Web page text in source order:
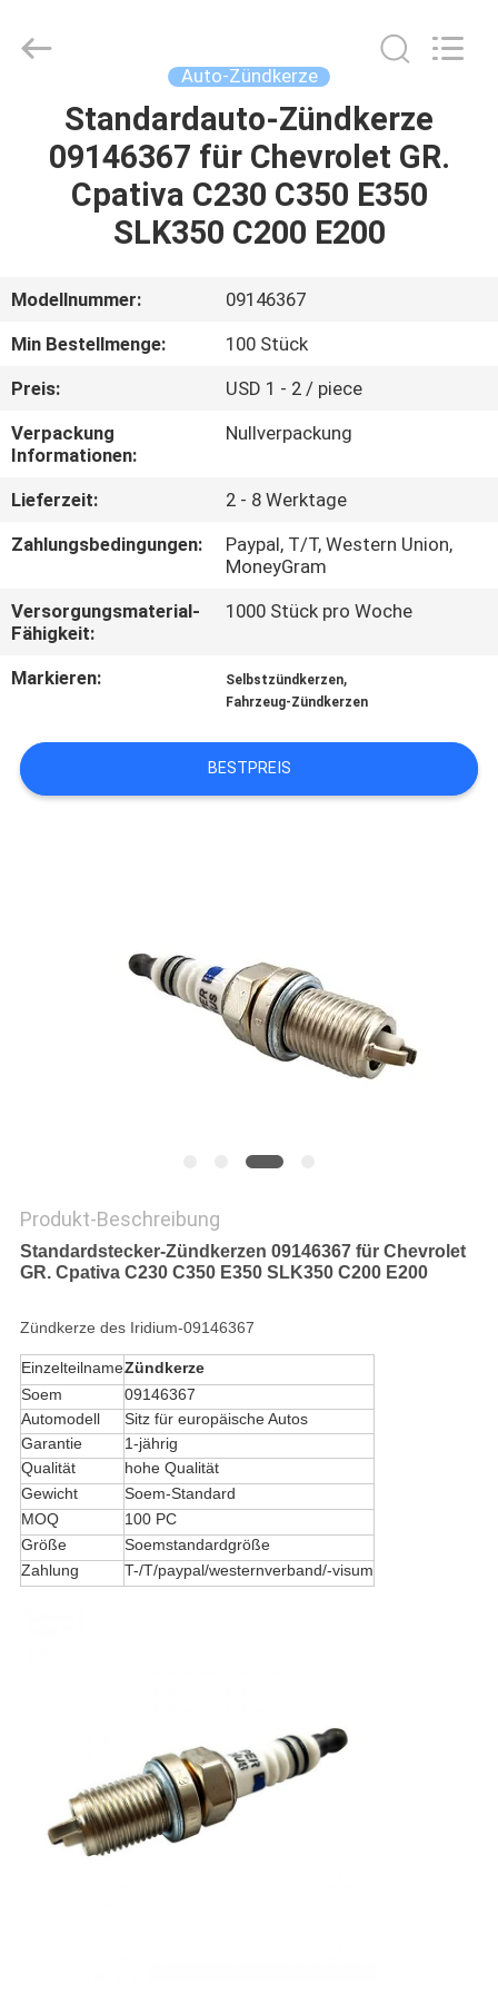
ZUHAUSE
PRODUKTE
ÜBER
UNS
WERKSFÜHRUNG
CONTROL
SIE
UNS
FORDERN
SIE
EIN
Parts
Auto-Zündkerze
Standardauto-Zündkerze
09146367 für Chevrolet GR.
Cpativa C230 C350 E350
SLK350 C200 E200
Modellnummer:
09146367
Min Bestellmenge:
100 Stück
Preis:
USD 1 - 2 / piece
Verpackung
Informationen:
Nullverpackung
Lieferzeit:
2 - 8 Werktage
Zahlungsbedingungen:
Paypal, T/T, Western Union,
MoneyGram
Versorgungsmaterial-
Fähigkeit:
1000 Stück pro Woche
Markieren: Selbstzündkerzen,
Fahrzeug-Zündkerzen
BESTPREIS
Produkt-Beschreibung
Standardstecker-Zündkerzen 09146367 für Chevrolet
GR. Cpativa C230 C350 E350 SLK350 C200 E200
Zündkerze des Iridium-09146367
EinzelteilnameZündkerze
Soem
09146367
Automodell
Sitz für europäische Autos
Garantie
1-jährig
Qualität
hohe Qualität
Gewicht
Soem-Standard
MOQ
100 PC
Größe
Soemstandardgröße
Zahlung
T-/T/paypal/westernverband/-visum